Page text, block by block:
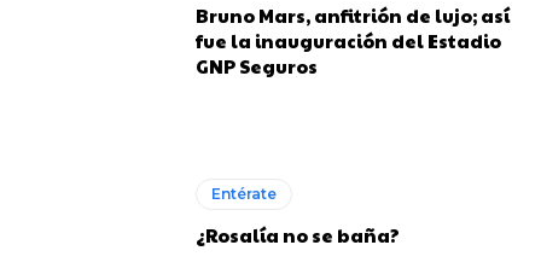
Bruno Mars, anfitrión de lujo; así
fue la inauguración del Estadio
GNP Seguros
Entérate
¿Rosalía no se baña?